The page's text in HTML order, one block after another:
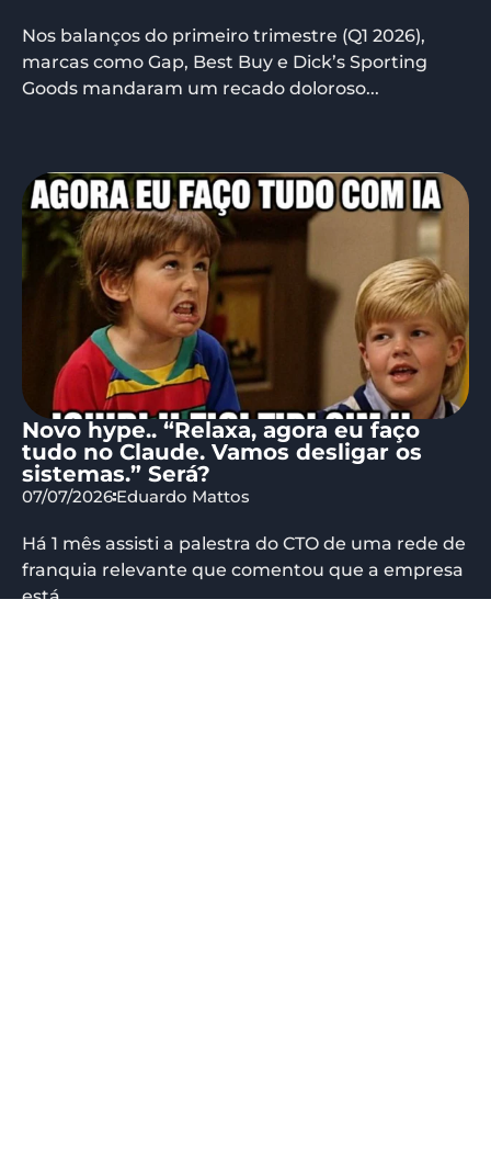
Nos balanços do primeiro trimestre (Q1 2026),
marcas como Gap, Best Buy e Dick’s Sporting
Goods mandaram um recado doloroso...
Novo hype.. “Relaxa, agora eu faço
tudo no Claude. Vamos desligar os
sistemas.” Será?
07/07/2026 Eduardo Mattos
Há 1 mês assisti a palestra do CTO de uma rede de
franquia relevante que comentou que a empresa
está...